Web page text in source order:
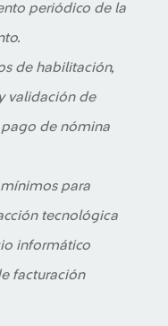
periódico de la
de habilitación,
validación de
de nómina
para
tecnológica
informático
facturación